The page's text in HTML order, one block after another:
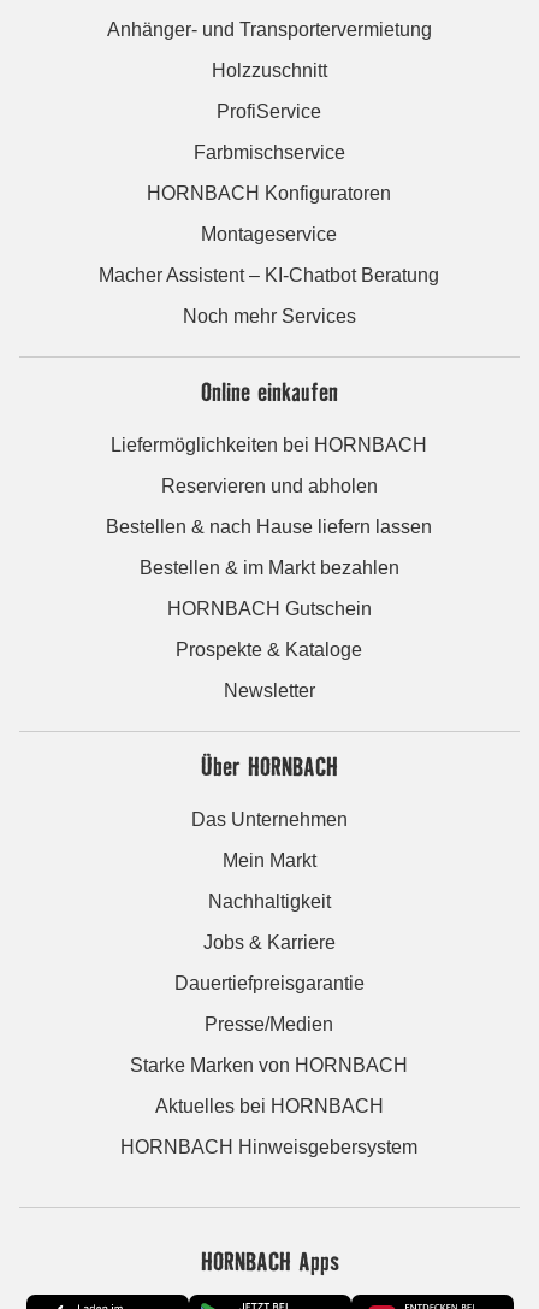
Anhänger- und Transportervermietung
Holzzuschnitt
ProfiService
Farbmischservice
HORNBACH Konfiguratoren
Montageservice
Macher Assistent – KI-Chatbot Beratung
Noch mehr Services
Online einkaufen
Liefermöglichkeiten bei HORNBACH
Reservieren und abholen
Bestellen & nach Hause liefern lassen
Bestellen & im Markt bezahlen
HORNBACH Gutschein
Prospekte & Kataloge
Newsletter
Über HORNBACH
Das Unternehmen
Mein Markt
Nachhaltigkeit
Jobs & Karriere
Dauertiefpreisgarantie
Presse/Medien
Starke Marken von HORNBACH
Aktuelles bei HORNBACH
HORNBACH Hinweisgebersystem
HORNBACH Apps